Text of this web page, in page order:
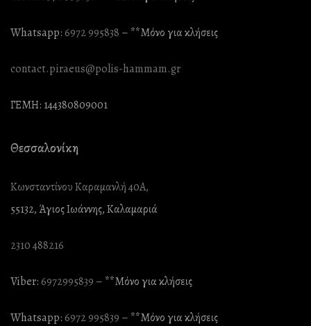
Whatsapp:6972 995838 – **Mόνο για κλήσεις
contact.piraeus@polis-hammam.gr
ΓΕΜΗ: 144380809001
Θεσσαλονίκη
Κωνσταντίνου Καραμανλή 40Α,
55132, Άγιος Ιωάννης, Καλαμαριά
2310 488216
Viber:6972995839 – **Mόνο για κλήσεις
Whatsapp:6972 995839 – **Mόνο για κλήσεις